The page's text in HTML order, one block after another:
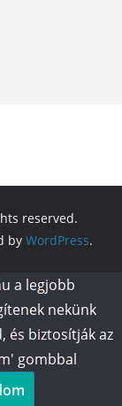
reserved.
by WordPress.
a legjobb
nekünk
és biztosítják az
gombbal